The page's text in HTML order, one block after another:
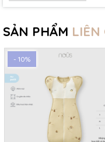
SẢN PHẨM LIÊN
- 10%